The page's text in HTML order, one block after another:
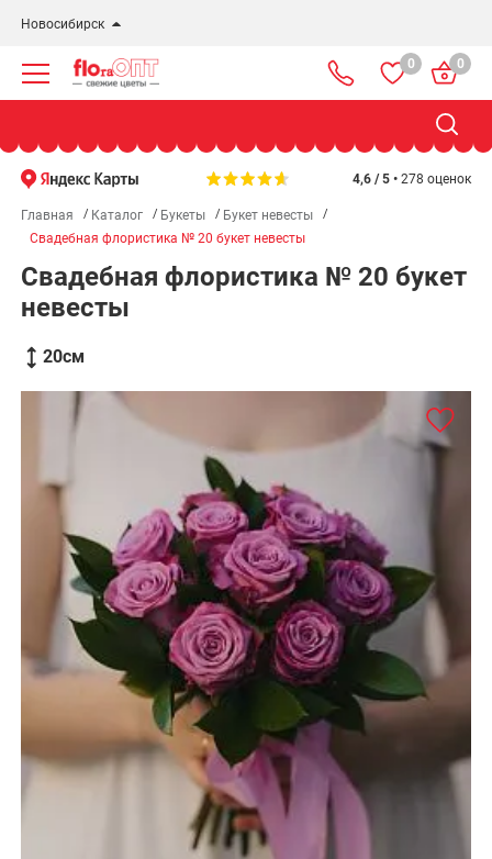
Новосибирск
Новосибирск
Бердск
0 0
4,6 / 5 • 278 оценок
Главная Каталог Букеты
Букет невесты
Свадебная флористика № 20 букет невесты
Свадебная флористика № 20 букет
невесты
20см